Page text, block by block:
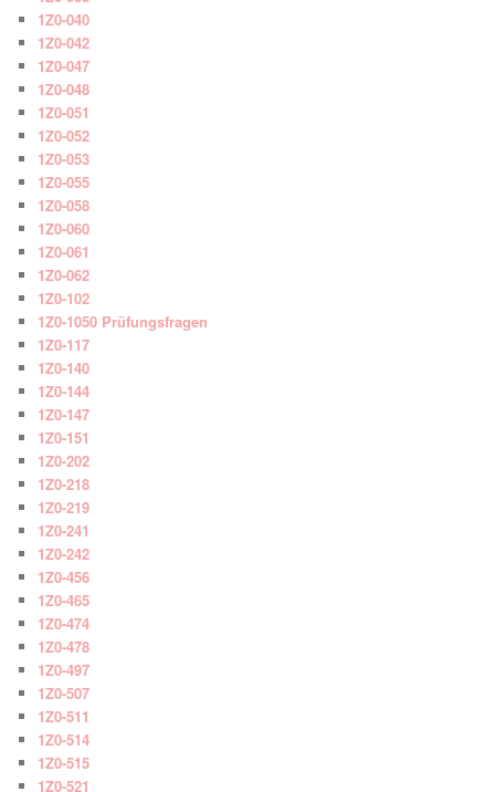
1Z0-040
1Z0-042
1Z0-047
1Z0-048
1Z0-051
1Z0-052
1Z0-053
1Z0-055
1Z0-058
1Z0-060
1Z0-061
1Z0-062
1Z0-102
1Z0-1050 Prüfungsfragen
1Z0-117
1Z0-140
1Z0-144
1Z0-147
1Z0-151
1Z0-202
1Z0-218
1Z0-219
1Z0-241
1Z0-242
1Z0-456
1Z0-465
1Z0-474
1Z0-478
1Z0-497
1Z0-507
1Z0-511
1Z0-514
1Z0-515
1Z0-521